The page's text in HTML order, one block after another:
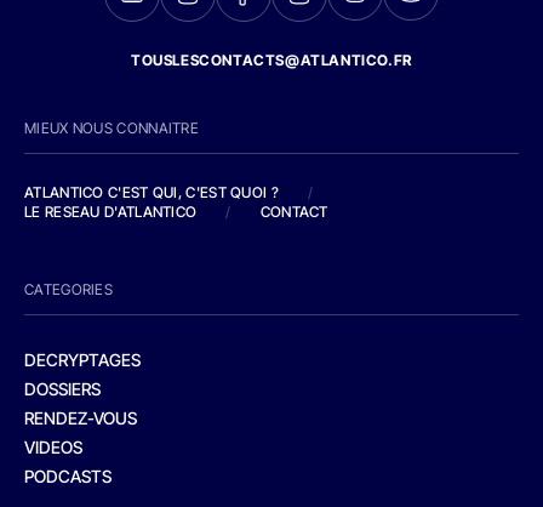
TOUSLESCONTACTS@ATLANTICO.FR
MIEUX NOUS CONNAITRE
ATLANTICO C'EST QUI, C'EST QUOI ?
/
LE RESEAU D'ATLANTICO
/ CONTACT
CATEGORIES
DECRYPTAGES
DOSSIERS
RENDEZ-VOUS
VIDEOS
PODCASTS